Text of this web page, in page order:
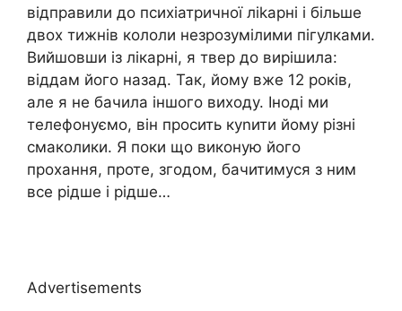
відправили до психіатричної ліkарні і більше
двох тижнів кололи незрозумілими пігулками.
Вийшовши із лікарні, я твер до вирішила:
віддам його назад. Так, йому вже 12 років,
але я не бачила іншого виходу. Іноді ми
телефонуємо, він просить куnити йому різні
смаколики. Я поки що виконую його
прохання, проте, згодом, бачитимуся з ним
все рідше і рідше…
Advertisements